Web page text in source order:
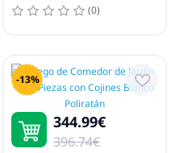
(0)
-13%
344.99€
396.74€